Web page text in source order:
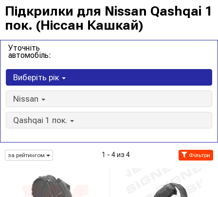
Підкрилки для Nissan Qashqai 1
пок. (Ніссан Кашкай)
Уточніть
автомобіль:
Виберіть рік
Nissan
Qashqai 1 пок.
за рейтингом 1 - 4 из 4 Фільтри